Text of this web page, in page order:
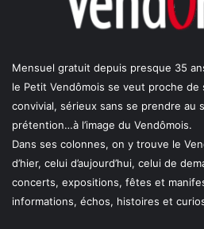
Mensuel gratuit depuis presque 35
le Petit Vendômois se veut proche
convivial, sérieux sans se prendre au
prétention…à l’image du Vendômois.
Dans ses colonnes, on y trouve le
d’hier, celui d’aujourd’hui, celui de
concerts, expositions, fêtes et
informations, échos, histoires et